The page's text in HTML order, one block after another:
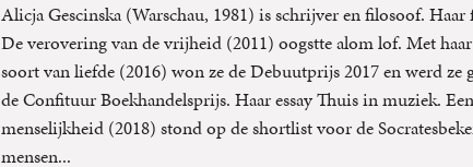
Alicja Gescinska (Warschau, 1981) is schrijver en filosoof.
De verovering van de vrijheid (2011) oogstte alom lof. Met
soort van liefde (2016) won ze de Debuutprijs 2017 en werd ze
de Confituur Boekhandelsprijs. Haar essay Thuis in muziek.
menselijkheid (2018) stond op de shortlist voor de
mensen...